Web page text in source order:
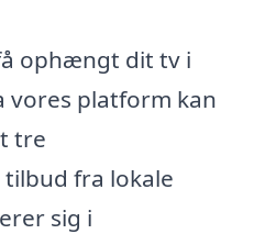
ophængt dit tv i
vores platform kan
tre
fra lokale
sig i